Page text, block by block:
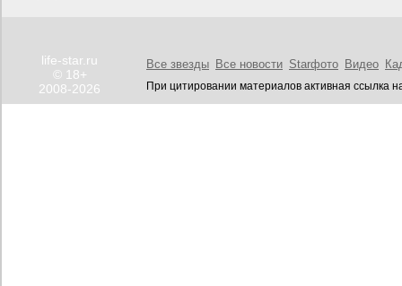
life-star.ru
© 18+
2008-2026
Все звезды Все новости Starфото Видео
При цитировании материалов активная ссылка